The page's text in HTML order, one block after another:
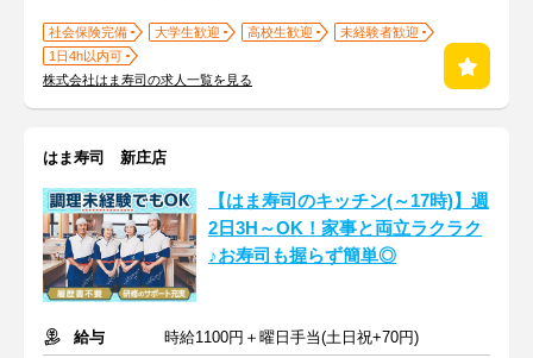
社会保険完備 大学生歓迎 高校生歓迎
未経験者歓迎
1日4h以内可
株式会社はま寿司の求人一覧を見る
はま寿司 新庄店
【はま寿司のキッチン(～17時)】週
2日3H～OK！家事と両立ラクラク
♪お寿司も握らず簡単◎
給与
時給1100円＋曜日手当(土日祝+70円)